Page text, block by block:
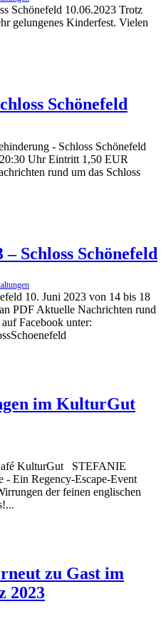
Schönefeld 10.06.2023 Trotz
gelungenes Kinderfest. Vielen
Schönefeld
- Schloss Schönefeld
Uhr Eintritt 1,50 EUR
rund um das Schloss
Schloss Schönefeld
10. Juni 2023 von 14 bis 18
PDF Aktuelle Nachrichten rund
Facebook unter:
im KulturGut
KulturGut STEFANIE
- Ein Regency-Escape-Event
der feinen englischen
zu Gast im
2023